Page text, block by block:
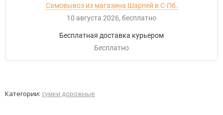
Самовывоз из магазина Шарпей в С-Пб.
10 августа 2026
Бесплатно
Бесплатная доставка курьером
Бесплатно
Категории: сумки дорожные